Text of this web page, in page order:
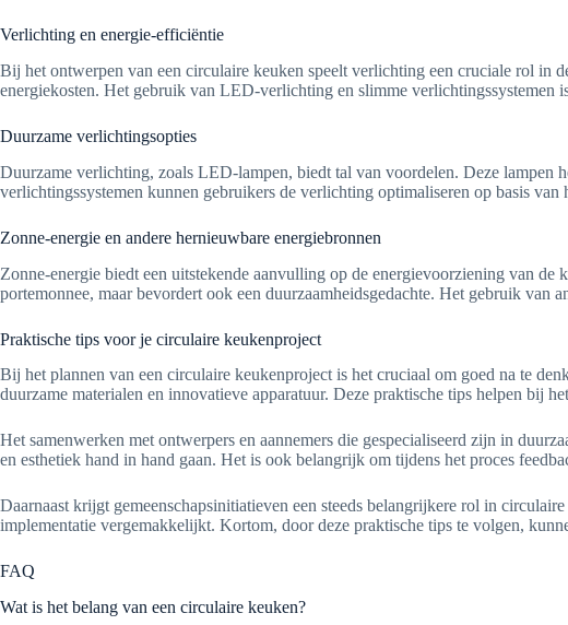
Verlichting en energie-efficiëntie
Bij het ontwerpen van een circulaire keuken speelt verlichting een cruciale rol in
energiekosten. Het gebruik van LED-verlichting en slimme verlichtingssystemen
Duurzame verlichtingsopties
Duurzame verlichting, zoals LED-lampen, biedt tal van voordelen. Deze lampen
verlichtingssystemen kunnen gebruikers de verlichting optimaliseren op basis
Zonne-energie en andere hernieuwbare energiebronnen
Zonne-energie biedt een uitstekende aanvulling op de energievoorziening van
portemonnee, maar bevordert ook een duurzaamheidsgedachte. Het gebruik van
Praktische tips voor je circulaire keukenproject
Bij het plannen van een circulaire keukenproject is het cruciaal om goed na te
duurzame materialen en innovatieve apparatuur. Deze praktische tips helpen bij
Het samenwerken met ontwerpers en aannemers die gespecialiseerd zijn in
en esthetiek hand in hand gaan. Het is ook belangrijk om tijdens het proces
Daarnaast krijgt gemeenschapsinitiatieven een steeds belangrijkere rol in
implementatie vergemakkelijkt. Kortom, door deze praktische tips te volgen,
FAQ
Wat is het belang van een circulaire keuken?